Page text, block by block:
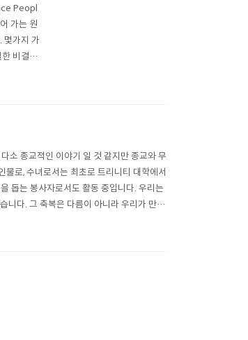
Peopl
가는 원
몇가지 가
비결은
다른 사
종교적인 이야기 일 것 같지만 종교와 무
로, 수녀로서는 최초로 트리니티 대학에서
돕는 봉사자로서도 활동 중입니다. 우리는
니다. 그 축복은 다름이 아니라 우리가 만나
아온 손..